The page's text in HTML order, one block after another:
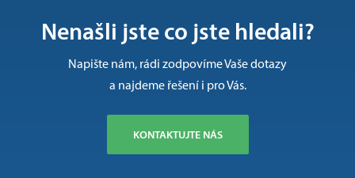
Nenašli jste co jste hledali?
Napište nám, rádi zodpovíme Vaše dotazy
a najdeme řešení i pro Vás.
KONTAKTUJTE NÁS